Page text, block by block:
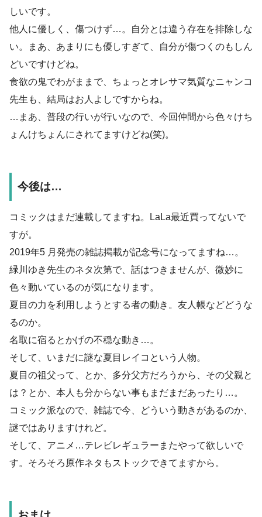
しいです。
他人に優しく、傷つけず…。自分とは違う存在を排除しな
い。まあ、あまりにも優しすぎて、自分が傷つくのもしん
どいですけどね。
食欲の鬼でわがままで、ちょっとオレサマ気質なニャンコ
先生も、結局はお人よしですからね。
…まあ、普段の行いが行いなので、今回仲間から色々けち
ょんけちょんにされてますけどね(笑)。
今後は…
コミックはまだ連載してますね。LaLa最近買ってないで
すが。
2019年5 月発売の雑誌掲載が記念号になってますね…。
緑川ゆき先生のネタ次第で、話はつきませんが、微妙に
色々動いているのが気になります。
夏目の力を利用しようとする者の動き。友人帳などどうな
るのか。
名取に宿るとかげの不穏な動き…。
そして、いまだに謎な夏目レイコという人物。
夏目の祖父って、とか、多分父方だろうから、その父親と
は？とか、本人も分からない事もまだまだあったり…。
コミック派なので、雑誌で今、どういう動きがあるのか、
謎ではありますけれど。
そして、アニメ…テレビレギュラーまたやって欲しいで
す。そろそろ原作ネタもストックできてますから。